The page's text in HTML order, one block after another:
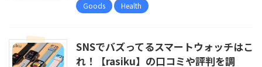
Goods Health
SNSでバズってるスマートウォッチはこ
れ！【rasiku】の口コミや評判を調